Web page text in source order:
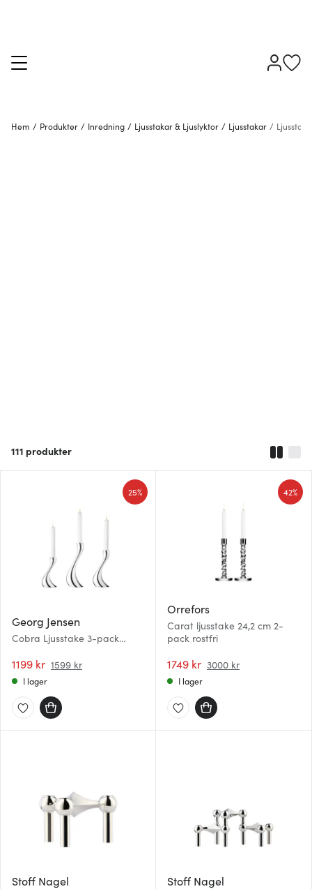
Hem / Produkter / Inredning / Ljusstakar & Ljuslyktor / Ljusstakar /
111 produkter
Georg Jensen
Cobra Ljusstake 3-pack
1199 kr 1599 kr
25%
I lager
Orrefors
Carat ljusstake 24,2 cm 2-
pack rostfri
1749 kr 3000 kr
42%
I lager
Stoff Nagel Stoff Nagel